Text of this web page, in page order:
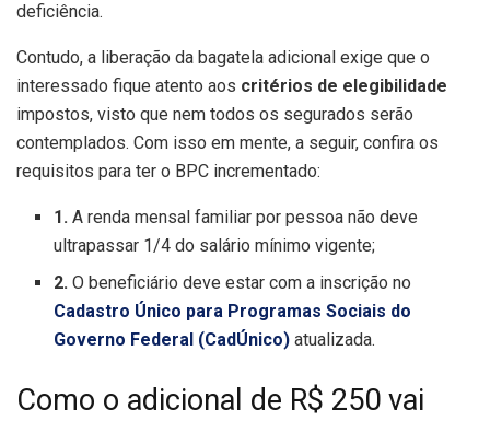
deficiência.
Contudo, a liberação da bagatela adicional exige que o
interessado fique atento aos critérios de elegibilidade
impostos, visto que nem todos os segurados serão
contemplados. Com isso em mente, a seguir, confira os
requisitos para ter o BPC incrementado:
1.A renda mensal familiar por pessoa não deve
ultrapassar 1/4 do salário mínimo vigente;
2.O beneficiário deve estar com a inscrição no
Cadastro Único para Programas Sociais do
Governo Federal (CadÚnico) atualizada.
Como o adicional de R$ 250 vai